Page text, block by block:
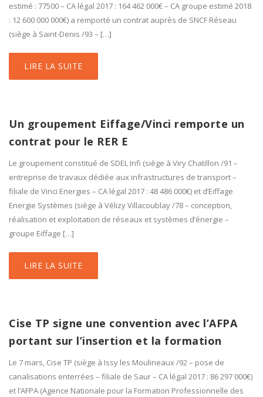
estimé : 77500 – CA légal 2017 : 164 462 000€ – CA groupe estimé 2018
: 12 600 000 000€) a remporté un contrat auprès de SNCF Réseau
(siège à Saint-Denis /93 – […]
LIRE LA SUITE
Un groupement Eiffage/Vinci remporte un
contrat pour le RER E
Le groupement constitué de SDEL Infi (siège à Viry Chatillon /91 –
entreprise de travaux dédiée aux infrastructures de transport –
filiale de Vinci Energies – CA légal 2017 : 48 486 000€) et d’Eiffage
Energie Systèmes (siège à Vélizy Villacoublay /78 – conception,
réalisation et exploitation de réseaux et systèmes d’énergie –
groupe Eiffage […]
LIRE LA SUITE
Cise TP signe une convention avec l’AFPA
portant sur l’insertion et la formation
Le 7 mars, Cise TP (siège à Issy les Moulineaux /92 – pose de
canalisations enterrées – filiale de Saur – CA légal 2017 : 86 297 000€)
et l’AFPA (Agence Nationale pour la Formation Professionnelle des